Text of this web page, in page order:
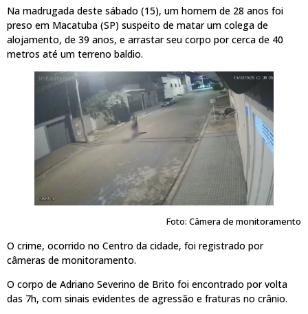
Na madrugada deste sábado (15), um homem de 28 anos foi
preso em Macatuba (SP) suspeito de matar um colega de
alojamento, de 39 anos, e arrastar seu corpo por cerca de 40
metros até um terreno baldio.
Foto: Câmera de monitoramento
O crime, ocorrido no Centro da cidade, foi registrado por
câmeras de monitoramento.
O corpo de Adriano Severino de Brito foi encontrado por volta
das 7h, com sinais evidentes de agressão e fraturas no crânio.